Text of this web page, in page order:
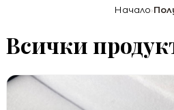
Начало›
Всички